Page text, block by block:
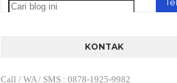
KONTAK
Call / WA / SMS : 0878-1925-9982